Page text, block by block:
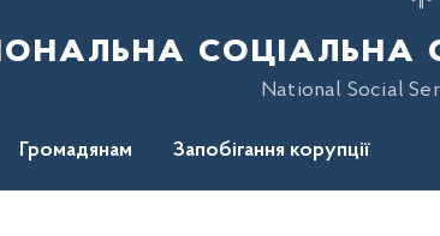
соціальна
National Social
Громадянам Запобігання корупції